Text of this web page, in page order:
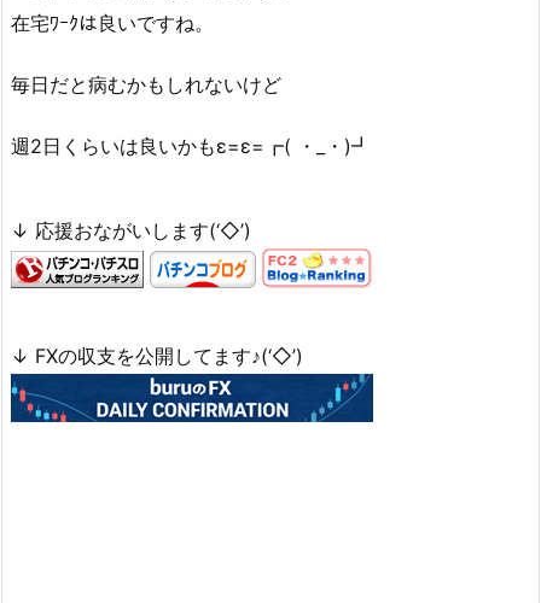
在宅ﾜｰｸは良いですね。
毎日だと病むかもしれないけど
週2日くらいは良いかもε=ε=┏( ・_・)┛
↓ 応援おながいします(‘◇’)ゞ
↓ FXの収支を公開してます♪(‘◇’)ゞ